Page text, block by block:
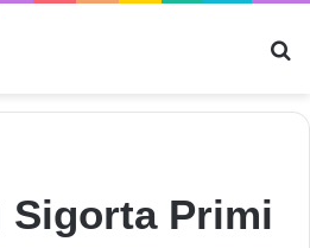
Sigorta Primi